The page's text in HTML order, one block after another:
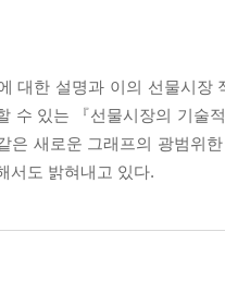
대한 설명과 이의 선물시
수 있는 『선물시장의 기술
은 새로운 그래프의 광범위
서도 밝혀내고 있다.